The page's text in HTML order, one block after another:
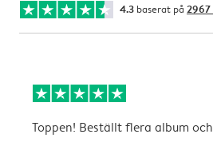
4.3 baserat på 2967
Toppen! Beställt flera album